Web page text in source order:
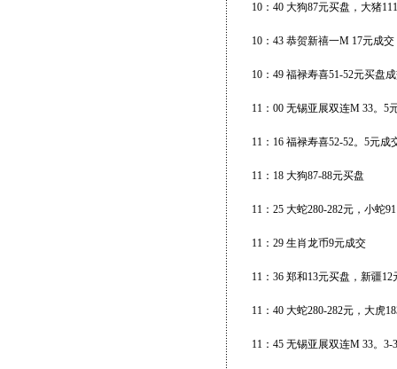
10：40 大狗87元买盘，大猪
10：43 恭贺新禧一M 17元成
10：49 福禄寿喜51-52元买盘
11：00 无锡亚展双连M 33。5
11：16 福禄寿喜52-52。5元成
11：18 大狗87-88元买盘
11：25 大蛇280-282元，小蛇
11：29 生肖龙币9元成交
11：36 郑和13元买盘，新疆12
11：40 大蛇280-282元，大虎
11：45 无锡亚展双连M 33。3-